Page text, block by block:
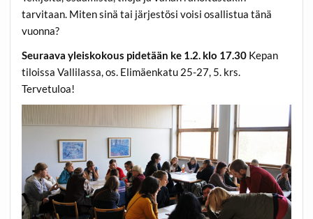
tarvitaan. Miten sinä tai järjestösi voisi osallistua tänä
vuonna?
Seuraava yleiskokous pidetään ke 1.2. klo 17.30 Kepan
tiloissa Vallilassa, os. Elimäenkatu 25-27, 5. krs.
Tervetuloa!